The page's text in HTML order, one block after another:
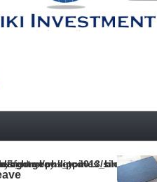
in
philippines_blog/wp-content/themes/gorgeous_tcd013/single.php